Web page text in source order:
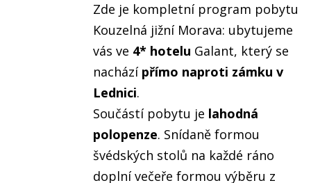
Zde je kompletní program pobytu
Kouzelná jižní Morava: ubytujeme
vás ve 4* hotelu Galant, který se
nachází přímo naproti zámku v
Lednici.
Součástí pobytu je lahodná
polopenze. Snídaně formou
švédských stolů na každé ráno
doplní večeře formou výběru z